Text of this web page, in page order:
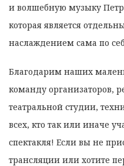
и волшебную музыку
которая является
наслаждением сама по
Благодарим наших
команду организаторов,
театральной студии,
всех, кто так или иначе
спектакля! Если вы не
трансляции или хотите